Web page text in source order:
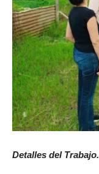
Detalles del Trabajo.